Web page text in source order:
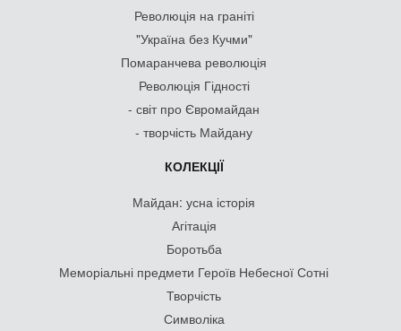
Революція на граніті
"Україна без Кучми"
Помаранчева революція
Революція Гідності
- світ про Євромайдан
- творчість Майдану
КОЛЕКЦІЇ
Майдан: усна історія
Агітація
Боротьба
Меморіальні предмети Героїв Небесної Сотні
Творчість
Символіка